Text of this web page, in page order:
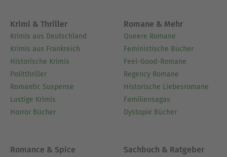
Krimi & Thriller
Krimis aus Deutschland
Krimis aus Frankreich
Historische Krimis
Politthriller
Romantic Suspense
Lustige Krimis
Horror Bücher
Romane & Mehr
Queere Romane
Feministische Bücher
Feel-Good-Romane
Regency Romane
Historische Liebesromane
Familiensagas
Dystopie Bücher
Romance & Spice Sachbuch & Ratgeber